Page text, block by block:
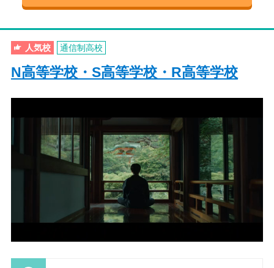
人気校 通信制高校
N高等学校・S高等学校・R高等学校